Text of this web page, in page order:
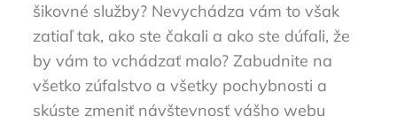
šikovné služby? Nevychádza vám to však
zatiaľ tak, ako ste čakali a ako ste dúfali, že
by vám to vchádzať malo? Zabudnite na
všetko zúfalstvo a všetky pochybnosti a
skúste zmeniť návštevnosť vášho webu